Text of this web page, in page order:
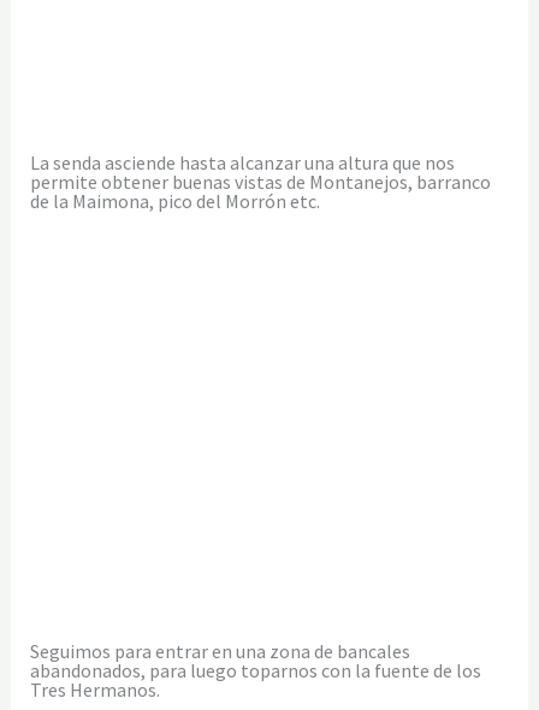
La senda asciende hasta alcanzar una altura que nos
permite obtener buenas vistas de Montanejos, barranco
de la Maimona, pico del Morrón etc.
Seguimos para entrar en una zona de bancales
abandonados, para luego toparnos con la fuente de los
Tres Hermanos.